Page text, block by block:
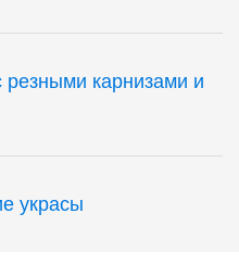
карнизами и
украсы